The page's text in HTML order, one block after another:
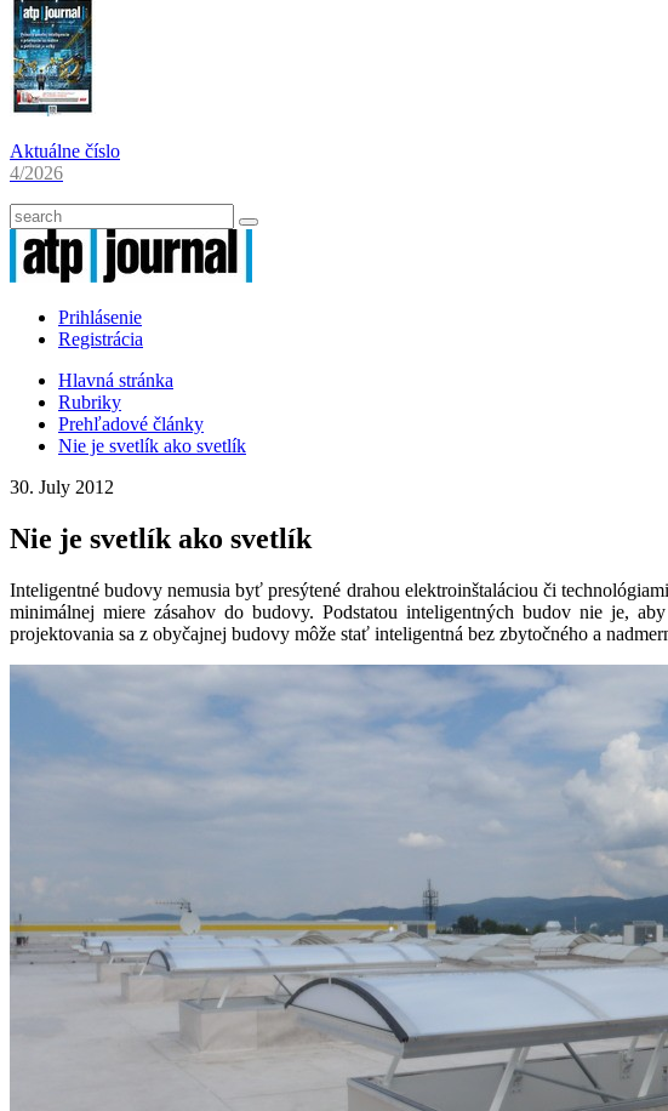
Aktuálne číslo
4/2026
Prihlásenie
Registrácia
Hlavná stránka
Rubriky
Prehľadové články
Nie je svetlík ako svetlík
30. July 2012
Nie je svetlík ako svetlík
Inteligentné budovy nemusia byť presýtené drahou elektroinštaláciou či
minimálnej miere zásahov do budovy. Podstatou inteligentných budov nie je,
projektovania sa z obyčajnej budovy môže stať inteligentná bez zbytočného a